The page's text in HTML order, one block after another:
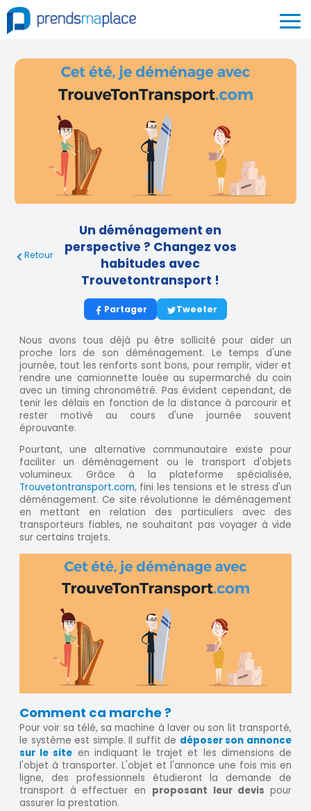
Retour
Un déménagement en
perspective ? Changez vos
habitudes avec
Trouvetontransport !
Partager Tweeter
Nous avons tous déjà pu être sollicité pour aider un
proche lors de son déménagement. Le temps d'une
journée, tout les renforts sont bons, pour remplir, vider et
rendre une camionnette louée au supermarché du coin
avec un timing chronométré. Pas évident cependant, de
tenir les délais en fonction de la distance à parcourir et
rester motivé au cours d'une journée souvent
éprouvante.
Pourtant, une alternative communautaire existe pour
faciliter un déménagement ou le transport d'objets
volumineux. Grâce à la plateforme spécialisée,
Trouvetontransport.com, fini les tensions et le stress d'un
déménagement. Ce site révolutionne le déménagement
en mettant en relation des particuliers avec des
transporteurs fiables, ne souhaitant pas voyager à vide
sur certains trajets.
Comment ca marche ?
Pour voir sa télé, sa machine à laver ou son lit transporté,
le système est simple. Il suffit de déposer son annonce
sur le site en indiquant le trajet et les dimensions de
l'objet à transporter. L'objet et l'annonce une fois mis en
ligne, des professionnels étudieront la demande de
transport à effectuer en proposant leur devispour
assurer la prestation.